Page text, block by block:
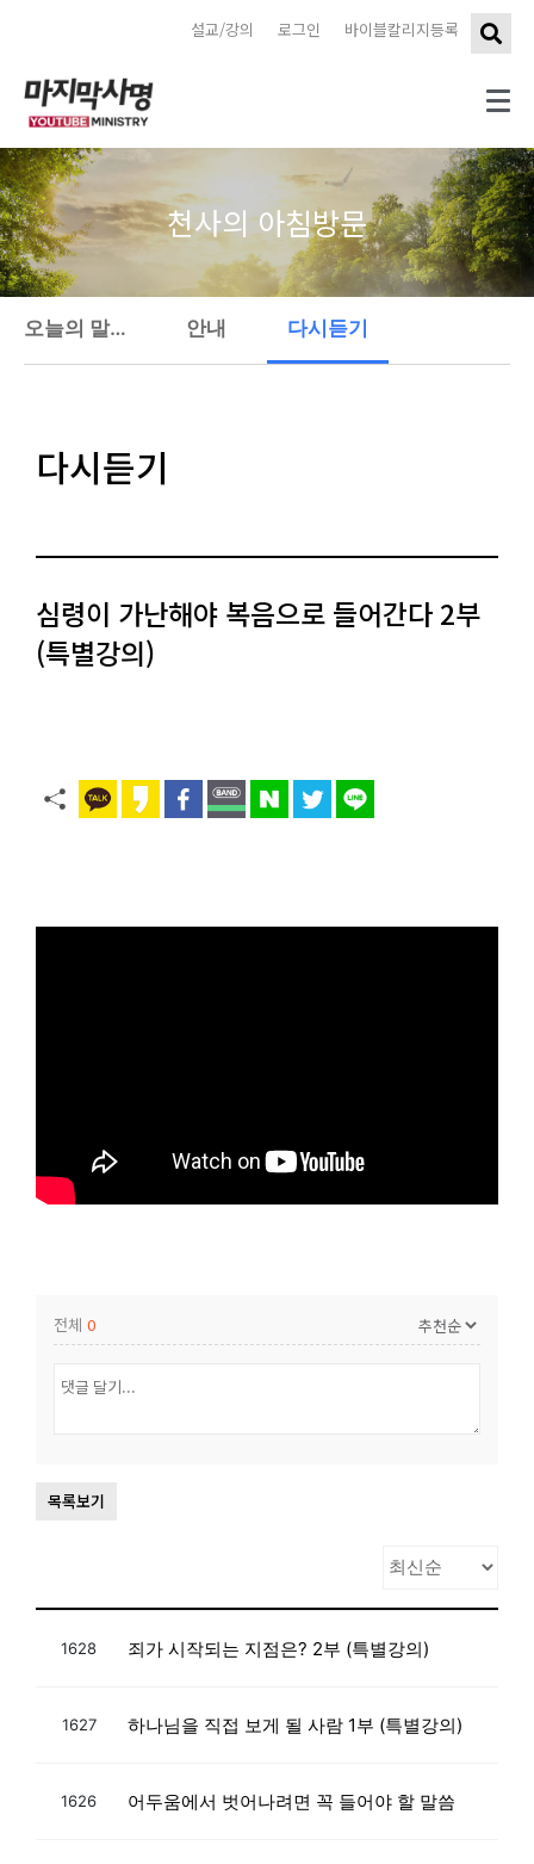
바이블칼리지등록
로그인
설교/강의
천사의 아침방문
오늘의 말씀 묵상 안내 다시듣기
다시듣기
심령이 가난해야 복음으로 들어간다 2부
(특별강의)
전체 0
목록보기
1628 죄가 시작되는 지점은? 2부 (특별강의)
1627 하나님을 직접 보게 될 사람 1부 (특별강의)
1626 어두움에서 벗어나려면 꼭 들어야 할 말씀